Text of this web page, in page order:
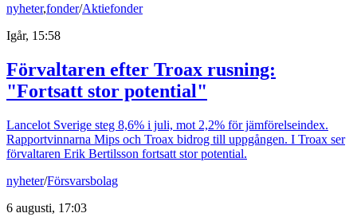
nyheter,fonder/Aktiefonder
Igår, 15:58
Förvaltaren efter Troax rusning:
"Fortsatt stor potential"
Lancelot Sverige steg 8,6% i juli, mot 2,2% för jämförelseindex.
Rapportvinnarna Mips och Troax bidrog till uppgången. I Troax ser
förvaltaren Erik Bertilsson fortsatt stor potential.
nyheter/Försvarsbolag
6 augusti, 17:03